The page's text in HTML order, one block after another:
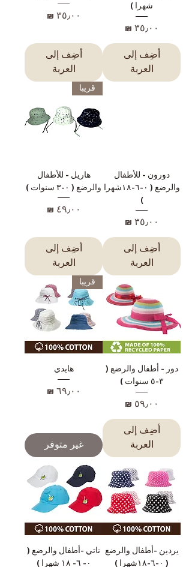
شهرا )
السعر
أضِف إلى
العربة
السعر
أضِف إلى
العربة
دورون - للأطفال
والرضع ( ٠-٦-١٨شهرا
)
السعر
أضِف إلى
العربة
قريبا
هاريل - للأطفال
والرضع ( ٠-٣ سنوات )
السعر
أضِف إلى
العربة
دور - أطفال والرضع (
٣-٥ سنوات )
السعر
أضِف إلى
العربة
قريبا
هايدي
السعر
غير متوفر
يردين -أطفال والرضع
( ٠-٦-١٨شهرا )
ناتي -أطفال والرضع (
٠- ٦- ١٨ شهرا )